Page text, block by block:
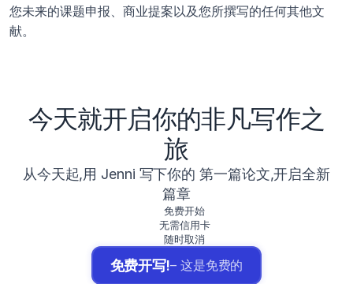
您未来的课题申报、商业提案以及您所撰写的任何其他文
献。
今天就开启你的非凡写作之
旅
从今天起,用 Jenni 写下你的 第一篇论文,开启全新
篇章
免费开始
无需信用卡
随时取消
免费开写!– 这是免费的